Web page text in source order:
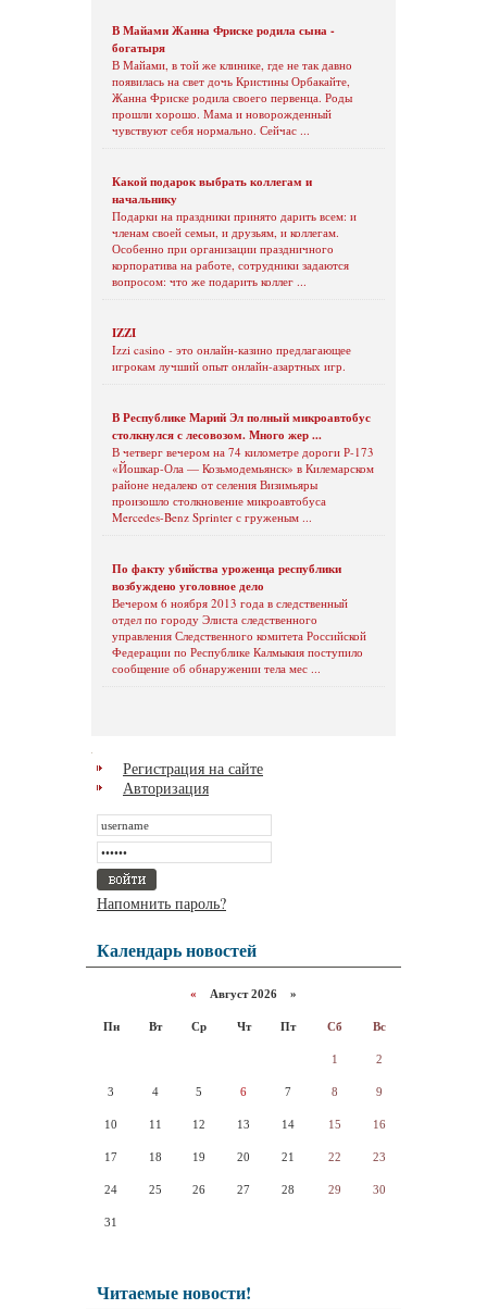
В Майами Жанна Фриске родила сына -
богатыря
В Майами, в той же клинике, где не так давно
появилась на свет дочь Кристины Орбакайте,
Жанна Фриске родила своего первенца. Роды
прошли хорошо. Мама и новорожденный
чувствуют себя нормально. Сейчас ...
Какой подарок выбрать коллегам и
начальнику
Подарки на праздники принято дарить всем: и
членам своей семьи, и друзьям, и коллегам.
Особенно при организации праздничного
корпоратива на работе, сотрудники задаются
вопросом: что же подарить коллег ...
IZZI
Izzi casino - это онлайн-казино предлагающее
игрокам лучший опыт онлайн-азартных игр.
В Республике Марий Эл полный микроавтобус
столкнулся с лесовозом. Много жер ...
В четверг вечером на 74 километре дороги Р-173
«Йошкар-Ола — Козьмодемьянск» в Килемарском
районе недалеко от селения Визимьяры
произошло столкновение микроавтобуса
Mercedes-Benz Sprinter с груженым ...
По факту убийства уроженца республики
возбуждено уголовное дело
Вечером 6 ноября 2013 года в следственный
отдел по городу Элиста следственного
управления Следственного комитета Российской
Федерации по Республике Калмыкия поступило
сообщение об обнаружении тела мес ...
Регистрация на сайте
Авторизация
Напомнить пароль?
Календарь новостей
« Август 2026 »
Пн Вт Ср Чт Пт Сб Вс
1 2
3 4 5 6 7 8 9
10 11 12 13 14 15 16
17 18 19 20 21 22 23
24 25 26 27 28 29 30
31
Читаемые новости!